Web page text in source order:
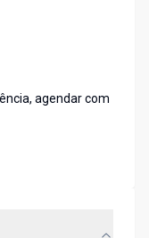
agendar com